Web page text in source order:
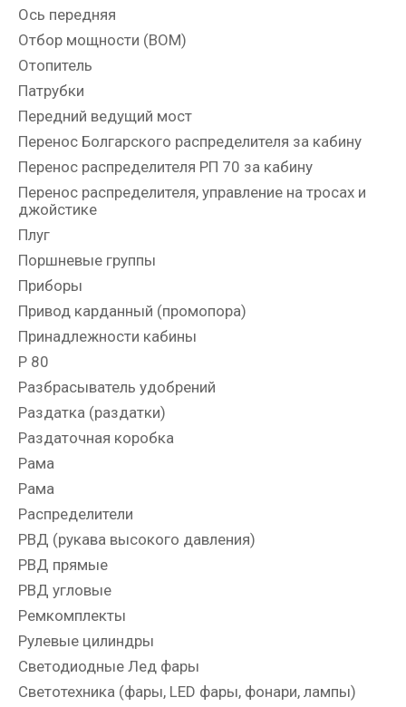
Ось передняя
Отбор мощности (ВОМ)
Отопитель
Патрубки
Передний ведущий мост
Перенос Болгарского распределителя за кабину
Перенос распределителя РП 70 за кабину
Перенос распределителя, управление на тросах и
джойстике
Плуг
Поршневые группы
Приборы
Привод карданный (промопора)
Принадлежности кабины
Р 80
Разбрасыватель удобрений
Раздатка (раздатки)
Раздаточная коробка
Рама
Рама
Распределители
РВД (рукава высокого давления)
РВД прямые
РВД угловые
Ремкомплекты
Рулевые цилиндры
Светодиодные Лед фары
Светотехника (фары, LED фары, фонари, лампы)